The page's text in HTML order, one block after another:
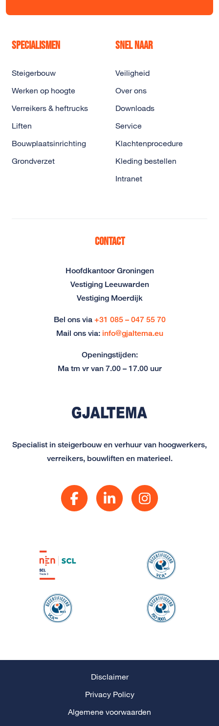
Specialist in steigerbouw en verhuur van hoogwerkers,
verreikers, bouwliften en materieel.
Specialismen
Steigerbouw
Werken op hoogte
Verreikers & heftrucks
Liften
Bouwplaatsinrichting
Grondverzet
Snel naar
Veiligheid
Over ons
Downloads
Service
Klachtenprocedure
Kleding bestellen
Intranet
Contact
Hoofdkantoor Groningen
Vestiging Leeuwarden
Vestiging Moerdijk
Bel ons via +31 085 – 047 55 70
Mail ons via: info@gjaltema.eu
Openingstijden:
Ma tm vr van 7.00 – 17.00 uur
Disclaimer
Privacy Policy
Algemene voorwaarden